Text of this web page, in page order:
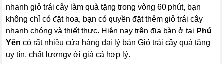
nhanh giỏ trái cây làm quà tặng trong vòng 60 phút, bạn
không chỉ có đặt hoa, bạn có quyền đặt thêm giỏ trái cây
nhanh chóng và thiết thực. Hiện nay trên địa bàn ở tại Phú
Yên có rất nhiều cửa hàng đại lý bán Giỏ trái cây quà tặng
uy tín, chất lượngv ới giá cả hợp lý.